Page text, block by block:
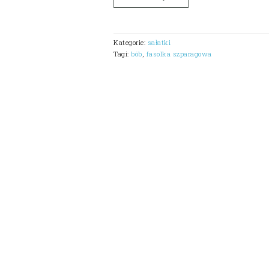
Kategorie: sałatki
Tagi: bób fasolka szparagowa